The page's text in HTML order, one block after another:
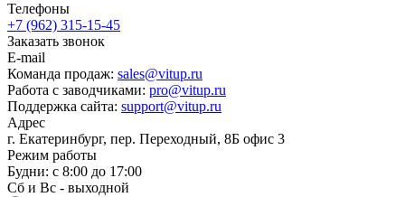
Телефоны
+7 (962) 315-15-45
Заказать звонок
E-mail
Команда продаж: sales@vitup.ru
Работа с заводчиками: pro@vitup.ru
Поддержка сайта: support@vitup.ru
Адрес
г. Екатеринбург, пер. Переходный, 8Б офис 3
Режим работы
Будни: с 8:00 до 17:00
Сб и Вс - выходной